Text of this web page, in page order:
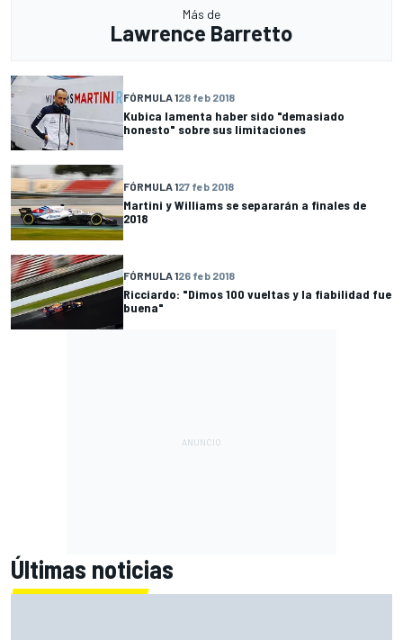
Más de
Lawrence Barretto
FÓRMULA 128 feb 2018
Kubica lamenta haber sido "demasiado
honesto" sobre sus limitaciones
FÓRMULA 127 feb 2018
Martini y Williams se separarán a finales de
2018
FÓRMULA 126 feb 2018
Ricciardo: "Dimos 100 vueltas y la fiabilidad fue
buena"
Últimas noticias